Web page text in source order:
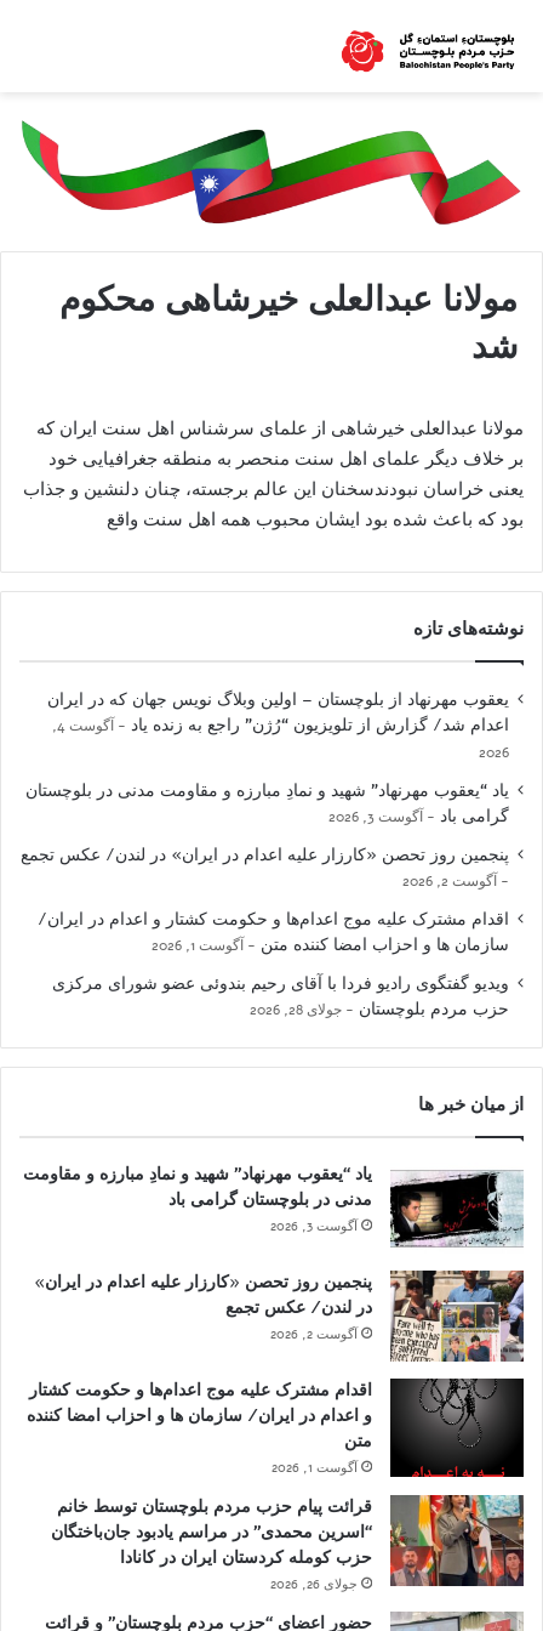
مولانا عبدالعلی خیرشاهی محکوم
شد
مولانا عبدالعلی خیرشاهی از علمای سرشناس اهل سنت ایران که
بر خلاف دیگر علمای اهل سنت منحصر به منطقه جغرافیایی خود
یعنی خراسان نبودندسخنان این عالم برجسته، چنان دلنشین و جذاب
بود که باعث شده بود ایشان محبوب همه اهل سنت واقع
نوشته‌های تازه
یعقوب مهرنهاد از بلوچستان – اولین وبلاگ نویس جهان که در ایران
اعدام شد/ گزارش از تلویزیون “رُژن” راجع به زنده یاد
آگوست 4,
2026
یاد “یعقوب مهرنهاد” شهید و نمادِ مبارزه و مقاومت مدنی در بلوچستان
گرامی باد
آگوست 3, 2026
پنجمین روز تحصن «کارزار علیه اعدام در ایران» در لندن/ عکس تجمع
آگوست 2, 2026
اقدام مشترک علیه موج اعدام‌ها و حکومت کشتار و اعدام در ایران/
سازمان ها و احزاب امضا کننده متن
آگوست 1, 2026
ویدیو گفتگوی رادیو فردا با آقای رحیم بندوئی عضو شورای مرکزی
حزب مردم بلوچستان
جولای 28, 2026
از میان خبر ها
یاد “یعقوب مهرنهاد” شهید و نمادِ مبارزه و مقاومت
مدنی در بلوچستان گرامی باد
آگوست 3, 2026
پنجمین روز تحصن «کارزار علیه اعدام در ایران»
در لندن/ عکس تجمع
آگوست 2, 2026
اقدام مشترک علیه موج اعدام‌ها و حکومت کشتار
و اعدام در ایران/ سازمان ها و احزاب امضا کننده
متن
آگوست 1, 2026
قرائت پیام حزب مردم بلوچستان توسط خانم
“اسرین محمدی” در مراسم یادبود جان‌باختگان
حزب کومله کردستان ایران در کانادا
جولای 26, 2026
حضور اعضای “حزب مردم بلوچستان” و قرائت